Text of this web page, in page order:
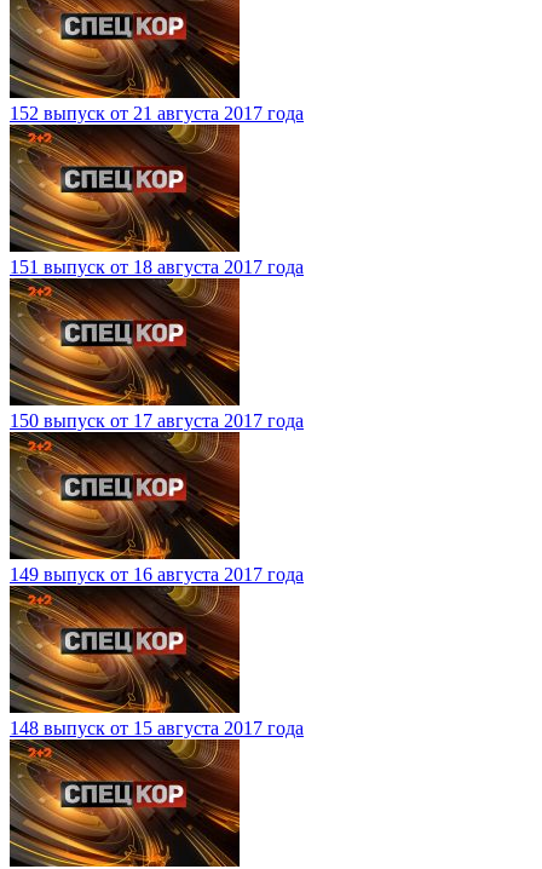
152 выпуск от 21 августа 2017 года
151 выпуск от 18 августа 2017 года
150 выпуск от 17 августа 2017 года
149 выпуск от 16 августа 2017 года
148 выпуск от 15 августа 2017 года